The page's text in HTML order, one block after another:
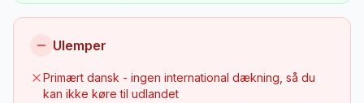
Ulemper
Primært dansk - ingen international dækning, så du
kan ikke køre til udlandet